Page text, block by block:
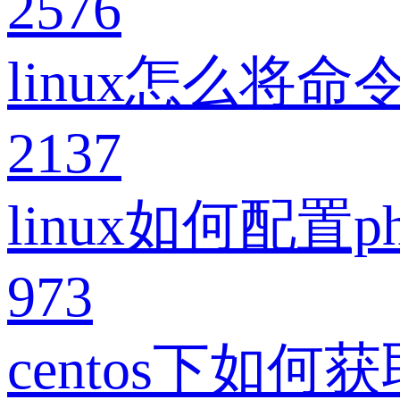
linux怎么将命
2137
linux如何配置
973
centos下如何